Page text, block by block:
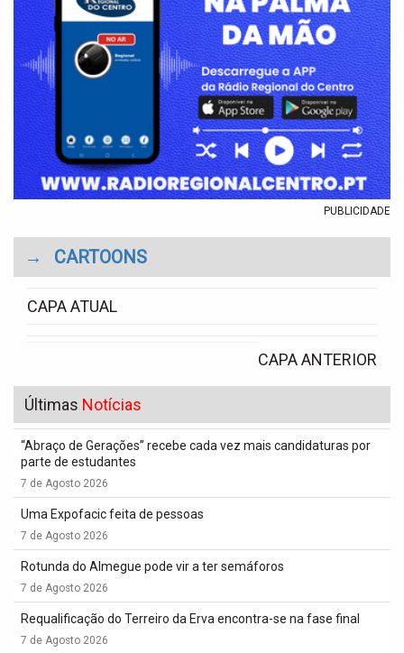
PUBLICIDADE
→ CARTOONS
CAPA ATUAL
CAPA ANTERIOR
Últimas Notícias
“Abraço de Gerações” recebe cada vez mais candidaturas por
parte de estudantes
7 de Agosto 2026
Uma Expofacic feita de pessoas
7 de Agosto 2026
Rotunda do Almegue pode vir a ter semáforos
7 de Agosto 2026
Requalificação do Terreiro da Erva encontra-se na fase final
7 de Agosto 2026